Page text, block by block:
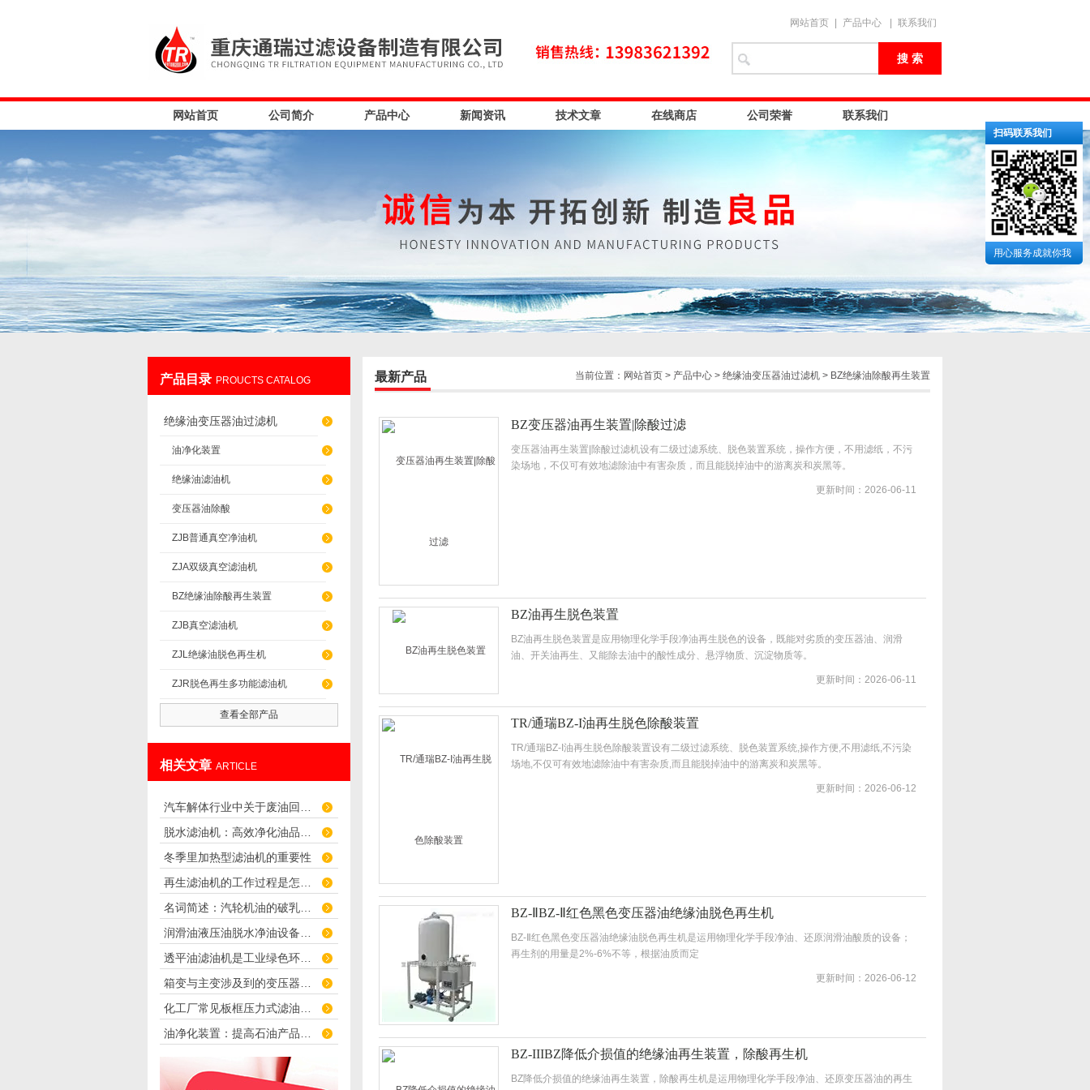
网站首页 产品中心 联系我们
网站首页 公司简介 产品中心 新闻资讯 技术文章 在线商店 公司荣誉 联系我们
产品目录 PROUCTS CATALOG
绝缘油变压器油过滤机
油净化装置
绝缘油滤油机
变压器油除酸
ZJB普通真空净油机
ZJA双级真空滤油机
BZ绝缘油除酸再生装置
ZJB真空滤油机
ZJL绝缘油脱色再生机
ZJR脱色再生多功能滤油机
查看全部产品
相关文章 ARTICLE
冬季里加热型滤油机的重要性
当前位置： 网站首页 > 产品中心 > 绝缘油变压器油过滤机 > BZ绝缘油除酸再生装置
最新产品
BZ变压器油再生装置|除酸过滤
变压器油再生装置|除酸过滤机设有二级过滤系统、脱色装置系统，操作方便，不用滤纸，不污
染场地，不仅可有效地滤除油中有害杂质，而且能脱掉油中的游离炭和炭黑等。
更新时间：2026-06-11
BZ油再生脱色装置
BZ油再生脱色装置是应用物理化学手段净油再生脱色的设备，既能对劣质的变压器油、润滑
油、开关油再生、又能除去油中的酸性成分、悬浮物质、沉淀物质等。
更新时间：2026-06-11
TR/通瑞BZ-I油再生脱色除酸装置
TR/通瑞BZ-I油再生脱色除酸装置设有二级过滤系统、脱色装置系统,操作方便,不用滤纸,不污染
场地,不仅可有效地滤除油中有害杂质,而且能脱掉油中的游离炭和炭黑等。
更新时间：2026-06-12
BZ-ⅡBZ-Ⅱ红色黑色变压器油绝缘油脱色再生机
BZ-Ⅱ红色黑色变压器油绝缘油脱色再生机是运用物理化学手段净油、还原润滑油酸质的设备；
再生剂的用量是2%-6%不等，根据油质而定
更新时间：2026-06-12
BZ-IIIBZ降低介损值的绝缘油再生装置，除酸再生机
BZ降低介损值的绝缘油再生装置，除酸再生机是运用物理化学手段净油、还原变压器油的再生
扫码联系我们
用心服务成就你我